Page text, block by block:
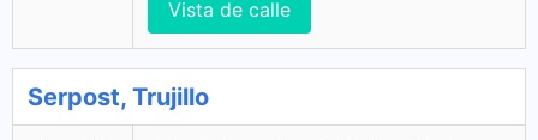
Vista de calle
Serpost, Trujillo